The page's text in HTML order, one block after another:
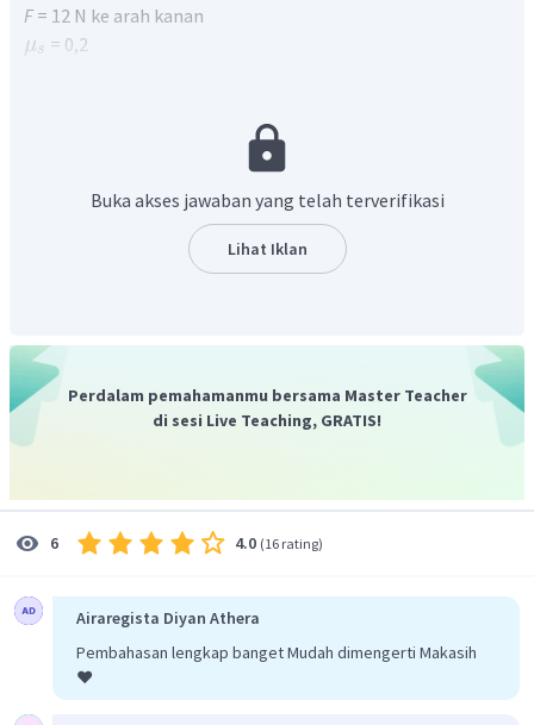
F= 12 N ke arah kanan
μs = 0,2
Perhatikan gambar uraian gaya berikut ini!
gaya normalnya. Dari gambar di atas dapat kita ketahui
bahwa gaya Normal berada di sumbu y.
Gaya Normal
N − W
N
N
=
=
0
10 (10)
Buka akses jawaban yang telah terverifikasi
Lihat Iklan
Perdalam pemahamanmu bersama Master Teacher
di sesi Live Teaching, GRATIS!
6 4.0 (16 rating)
Airaregista Diyan Athera
Pembahasan lengkap banget Mudah dimengerti Makasih
❤️